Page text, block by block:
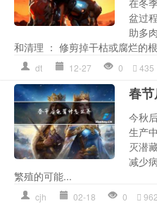
盆过
助多
和清理 ： 修剪掉干枯或腐烂的
dt 12-27 0 435
春
今秋
生产
灭潜
减少
繁殖的可能...
cjh 02-18 0 962